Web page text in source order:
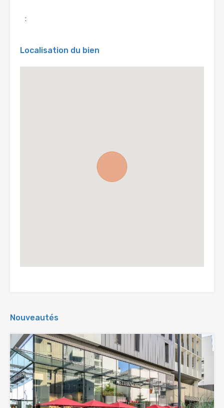
:
Localisation du bien
Nouveautés